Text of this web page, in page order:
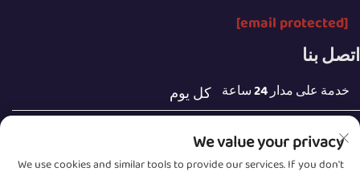
[email protected]
اتصل بنا
كل يوم خدمة على مدار 24 ساعة
We value your privacy
We use cookies and similar tools to provide our services. If you don't